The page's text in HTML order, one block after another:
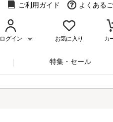
ご利用ガイド よくある
ログイン お気に入り カ
特集・セール